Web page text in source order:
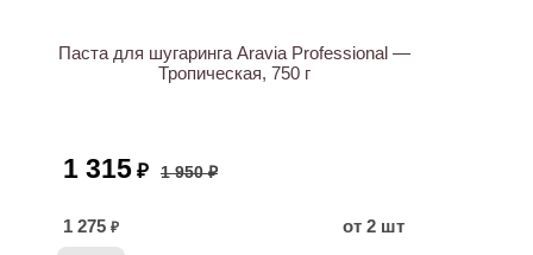
Паста для шугаринга Aravia Professional —
Тропическая, 750 г
1 315 ₽ 1 950 ₽
1 275 ₽
от 2 шт